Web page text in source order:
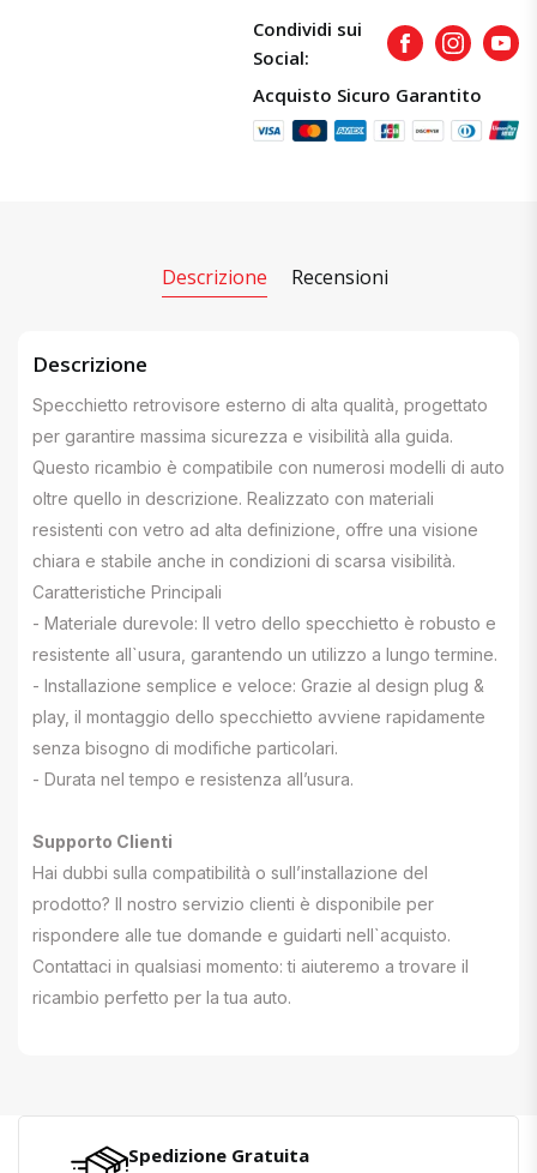
Condividi sui
Social:
FacebookInstagram
Acquisto Sicuro Garantito
Descrizione Recensioni
Descrizione
Specchietto retrovisore esterno di alta qualità, progettato
per garantire massima sicurezza e visibilità alla guida.
Questo ricambio è compatibile con numerosi modelli di auto
oltre quello in descrizione. Realizzato con materiali
resistenti con vetro ad alta definizione, offre una visione
chiara e stabile anche in condizioni di scarsa visibilità.
Caratteristiche Principali
- Materiale durevole: Il vetro dello specchietto è robusto e
resistente all`usura, garantendo un utilizzo a lungo termine.
- Installazione semplice e veloce: Grazie al design plug &
play, il montaggio dello specchietto avviene rapidamente
senza bisogno di modifiche particolari.
- Durata nel tempo e resistenza all’usura.
Supporto Clienti
Hai dubbi sulla compatibilità o sull’installazione del
prodotto? Il nostro servizio clienti è disponibile per
rispondere alle tue domande e guidarti nell`acquisto.
Contattaci in qualsiasi momento: ti aiuteremo a trovare il
ricambio perfetto per la tua auto.
Spedizione Gratuita